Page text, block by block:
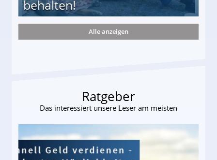
behalten!
darf Geld behalten!
Alle anzeigen
Ratgeber
Das interessiert unsere Leser am meisten